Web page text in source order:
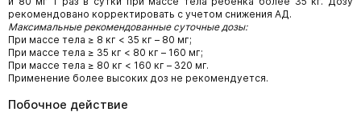
рекомендовано корректировать с учетом снижения АД.
Максимальные рекомендованные суточные дозы:
При массе тела ≥ 8 кг < 35 кг – 80 мг;
При массе тела ≥ 35 кг < 80 кг – 160 мг;
При массе тела ≥ 80 кг < 160 кг – 320 мг.
Применение более высоких доз не рекомендуется.
Побочное действие